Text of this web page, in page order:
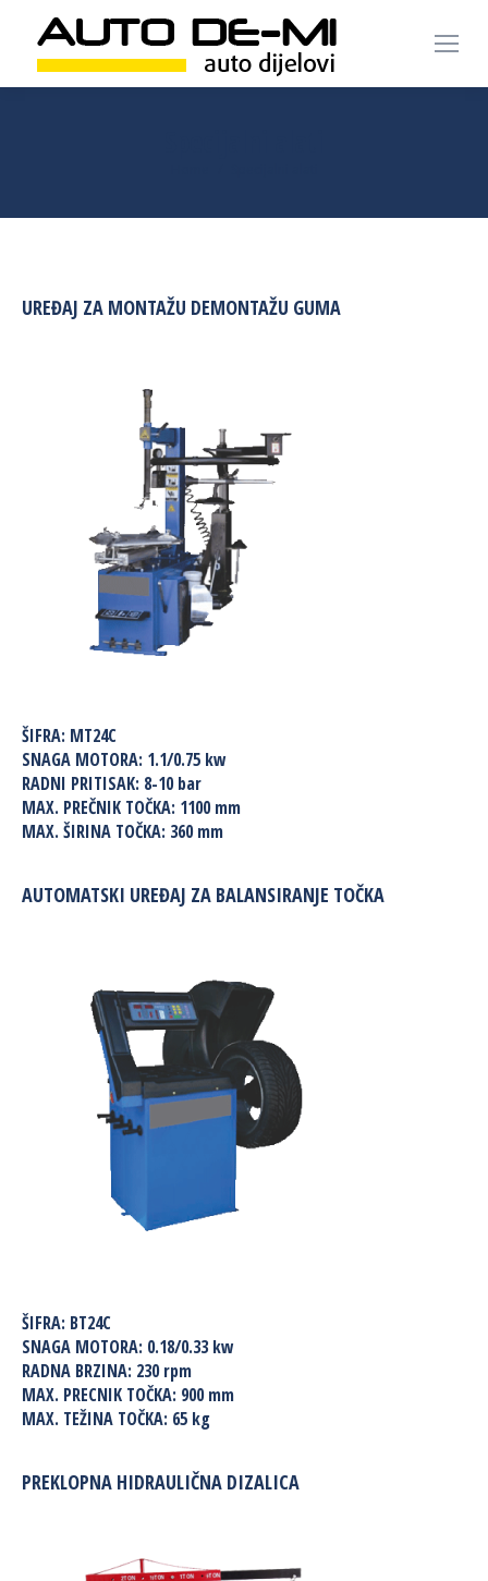
UREĐAJ ZA MONTAŽU DEMONTAŽU GUMA
ŠIFRA: MT24C
SNAGA MOTORA: 1.1/0.75 kw
RADNI PRITISAK: 8-10 bar
MAX. PREČNIK TOČKA: 1100 mm
MAX. ŠIRINA TOČKA: 360 mm
AUTOMATSKI UREĐAJ ZA BALANSIRANJE TOČKA
ŠIFRA: BT24C
SNAGA MOTORA: 0.18/0.33 kw
RADNA BRZINA: 230 rpm
MAX. PRECNIK TOČKA: 900 mm
MAX. TEŽINA TOČKA: 65 kg
PREKLOPNA HIDRAULIČNA DIZALICA